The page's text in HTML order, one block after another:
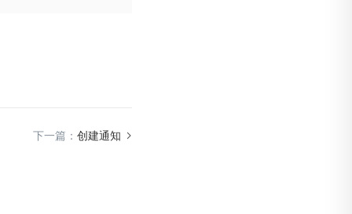
下一篇： 创建通知